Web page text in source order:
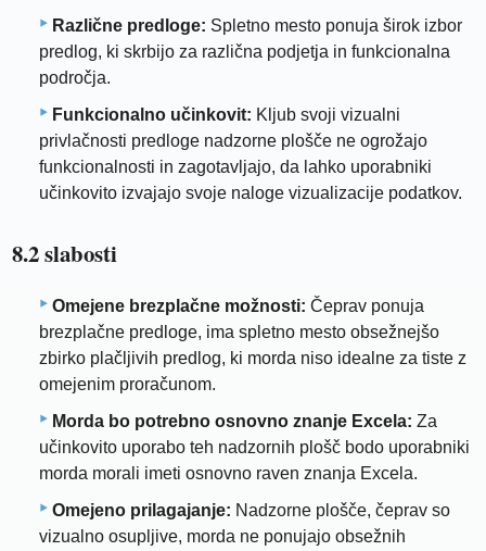
Različne predloge: Spletno mesto ponuja širok izbor
predlog, ki skrbijo za različna podjetja in funkcionalna
področja.
Funkcionalno učinkovit: Kljub svoji vizualni
privlačnosti predloge nadzorne plošče ne ogrožajo
funkcionalnosti in zagotavljajo, da lahko uporabniki
učinkovito izvajajo svoje naloge vizualizacije podatkov.
8.2 slabosti
Omejene brezplačne možnosti: Čeprav ponuja
brezplačne predloge, ima spletno mesto obsežnejšo
zbirko plačljivih predlog, ki morda niso idealne za tiste z
omejenim proračunom.
Morda bo potrebno osnovno znanje Excela: Za
učinkovito uporabo teh nadzornih plošč bodo uporabniki
morda morali imeti osnovno raven znanja Excela.
Omejeno prilagajanje: Nadzorne plošče, čeprav so
vizualno osupljive, morda ne ponujajo obsežnih